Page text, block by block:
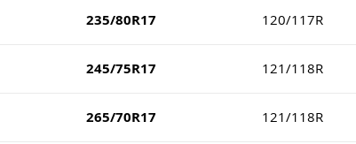
235/80R17 120/117R
245/75R17 121/118R
265/70R17 121/118R